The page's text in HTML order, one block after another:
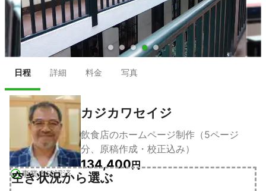
● ● ● ● ●
日程 詳細 料金 写真
事業者確認済
カジカワセイジ
飲食店のホームページ制作（5ページ
分、原稿作成・校正込み）
134,400円
空き状況から選ぶ